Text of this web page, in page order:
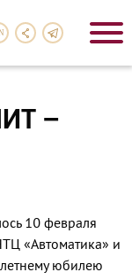
–
10 февраля
«Автоматика» и
юбилею